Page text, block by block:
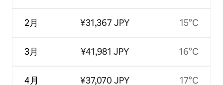
2月
3月
4月
¥31,367 JPY
¥41,981 JPY
¥37,070 JPY
15°C
16°C
17°C